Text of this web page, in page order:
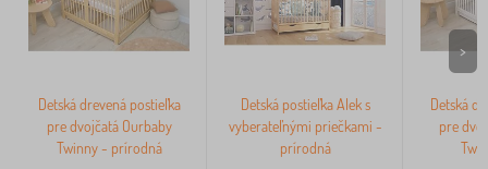
Detská drevená postieľka
pre dvojčatá Ourbaby
Twinny - prírodná
Detská postieľka Alek s
vyberateľnými priečkami -
prírodná
Detská
pre
>